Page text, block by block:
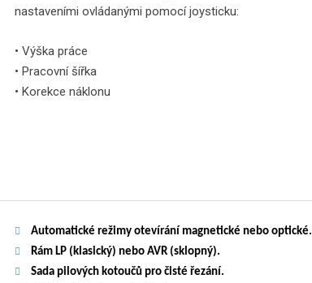
nastaveními ovládanými pomocí joysticku:
• Výška práce
• Pracovní šířka
• Korekce náklonu
Automatické režimy otevírání magnetické nebo optické.
Rám LP (klasický) nebo AVR (sklopný).
Sada pilových kotoučů pro čisté řezání.